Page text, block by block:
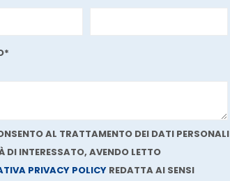
AL TRATTAMENTO DEI DATI PERSONALI
DI INTERESSATO, AVENDO LETTO
PRIVACY POLICYREDATTA AI SENSI